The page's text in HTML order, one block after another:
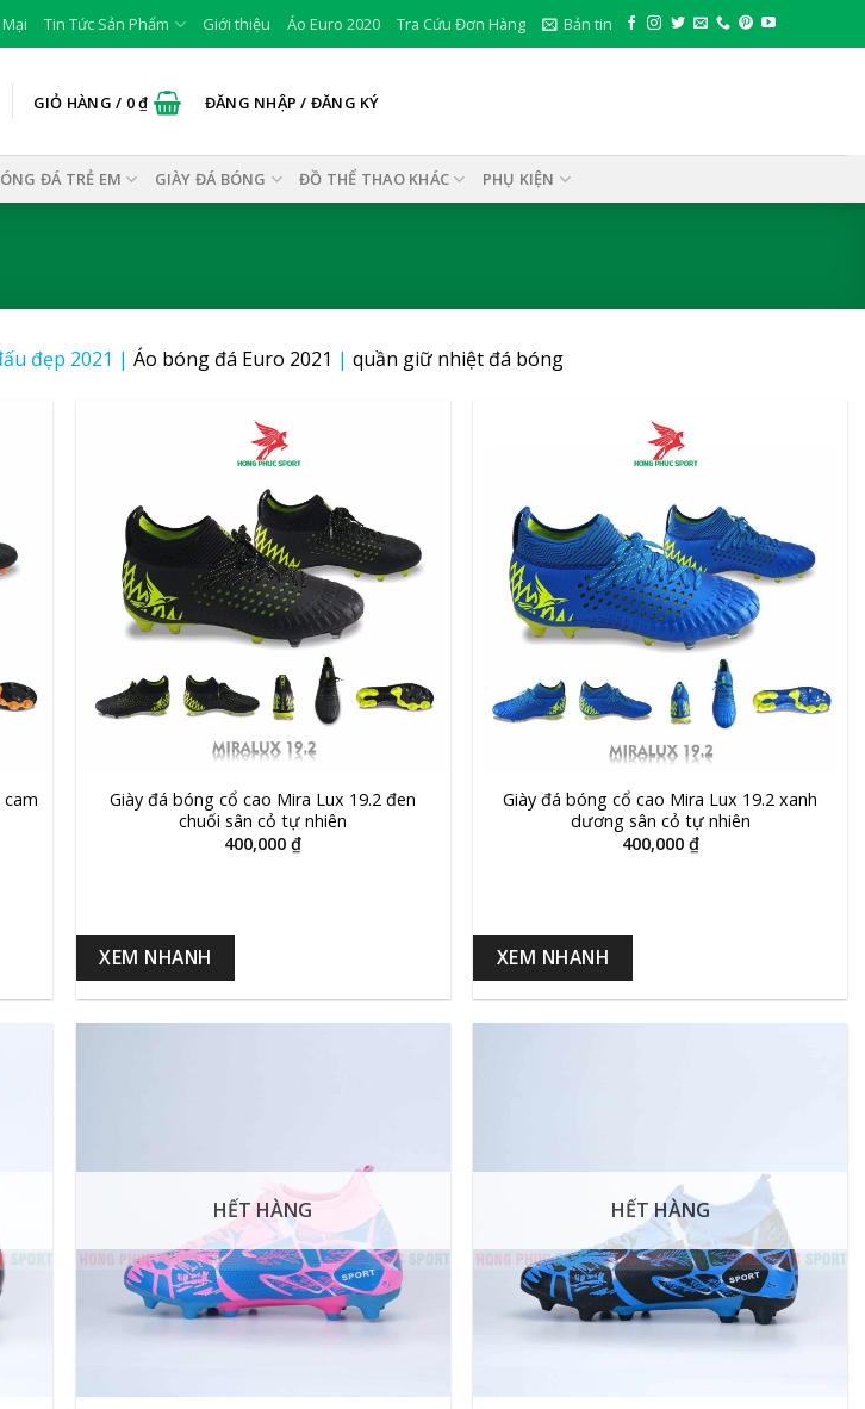
Tin Tức Sản Phẩm Giới thiệu Áo Euro 2020 Tra Cứu Đơn Hàng Bản tin
GIỎ HÀNG / 0₫ ĐĂNG NHẬP / ĐĂNG KÝ
ĐÁ TRẺ EM GIÀY ĐÁ BÓNG ĐỒ THỂ THAO KHÁC PHỤ KIỆN
đẹp 2021 | Áo bóng đá Euro 2021 | quần giữ nhiệt đá bóng
Giày đá bóng cổ cao Mira Lux 19.2 đen
chuối sân cỏ tự nhiên
400,000₫
XEM NHANH
Giày đá bóng cổ cao Mira Lux 19.2 xanh
dương sân cỏ tự nhiên
400,000 ₫
XEM NHANH
HẾT HÀNG HẾT HÀNG